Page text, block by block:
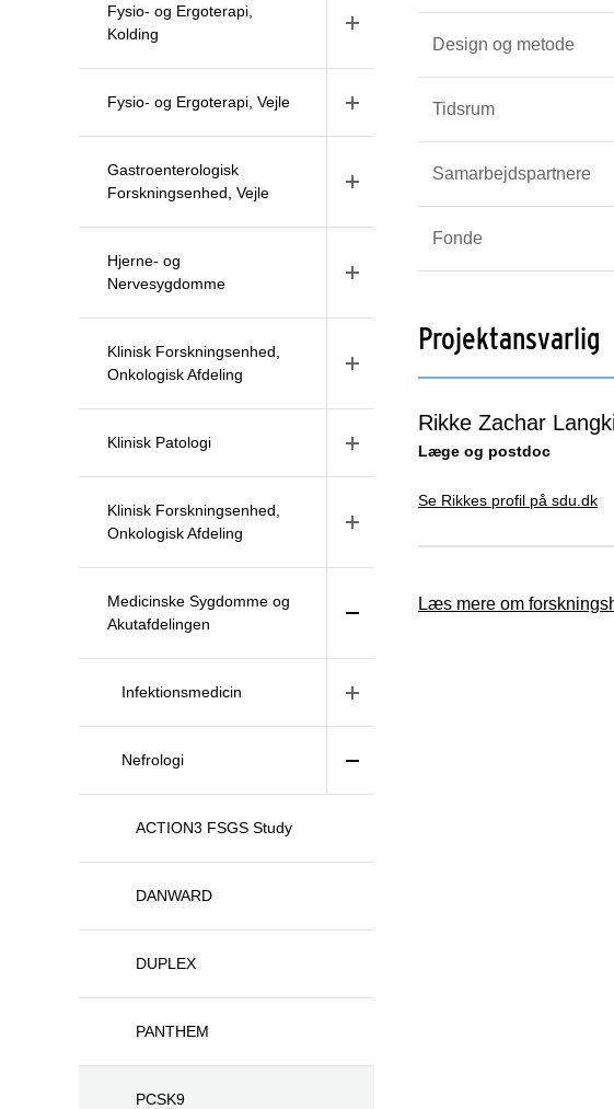
Fysio- og Ergoterapi,
Kolding
Fysio- og Ergoterapi, Vejle
Gastroenterologisk
Forskningsenhed, Vejle
Hjerne- og
Nervesygdomme
Klinisk Forskningsenhed,
Onkologisk Afdeling
Klinisk Patologi
Klinisk Forskningsenhed,
Onkologisk Afdeling
Medicinske Sygdomme og
Akutafdelingen
Infektionsmedicin
Nefrologi
ACTION3 FSGS Study
DANWARD
DUPLEX
PANTHEM
PCSK9
Design og metode
Tidsrum
Samarbejdspartnere
Fonde
Projektansvarlig
Rikke Zachar
Læge og postdoc
Se Rikkes profil på sdu.dk
Læs mere om